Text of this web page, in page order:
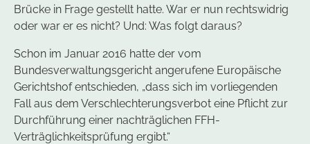
Brücke in Frage gestellt hatte. War er nun rechtswidrig
oder war er es nicht? Und: Was folgt daraus?
Schon im Januar 2016 hatte der vom
Bundesverwaltungsgericht angerufene Europäische
Gerichtshof entschieden, „dass sich im vorliegenden
Fall aus dem Verschlechterungsverbot eine Pflicht zur
Durchführung einer nachträglichen FFH-
Verträglichkeitsprüfung ergibt.“